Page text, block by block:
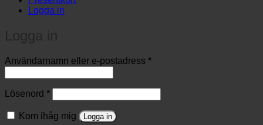
Logga in
Användarnamn eller e-postadress *Obligatoriskt
Lösenord *Obligatoriskt
Kom ihåg mig Logga in